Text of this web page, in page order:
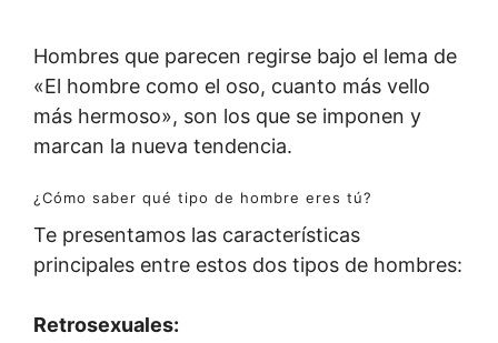
Hombres que parecen regirse bajo el lema de
«El hombre como el oso, cuanto más vello
más hermoso», son los que se imponen y
marcan la nueva tendencia.
¿Cómo saber qué tipo de hombre eres tú?
Te presentamos las características
principales entre estos dos tipos de hombres:
Retrosexuales: